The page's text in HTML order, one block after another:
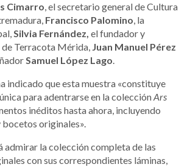
Cimarro, el secretario general de Cultura
Francisco Palomino, la
Silvia Fernández, el fundador y
Terracota Mérida, Juan Manuel Pérez
Samuel López Lago.
indicado que esta muestra «constituye
para adentrarse en la colecciónArs
inéditos hasta ahora, incluyendo
originales».
admirar la colección completa de las
con sus correspondientes láminas,